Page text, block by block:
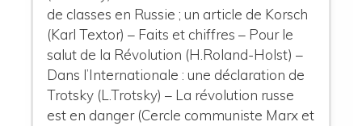
de classes en Russie ; un article de Korsch
(Karl Textor) – Faits et chiffres – Pour le
salut de la Révolution (H.Roland-Holst) –
Dans l’Internationale : une déclaration de
Trotsky (L.Trotsky) – La révolution russe
est en danger (Cercle communiste Marx et